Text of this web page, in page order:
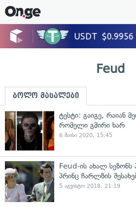
Feud
ბოლო მასალები
ტესტი: გაიგე, რაიან
რომელი გმირი ხარ
6 მაისი 2020, 15:45
Feud-ის ახალ სეზონს
პრინც ჩარლზის
5 აგვისტო 2018, 21:19